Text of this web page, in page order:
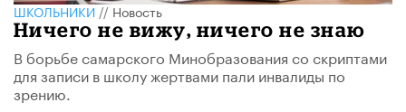
ШКОЛЬНИКИ//Новость
Ничего не вижу, ничего не знаю
В борьбе самарского Минобразования со скриптами
для записи в школу жертвами пали инвалиды по
зрению.